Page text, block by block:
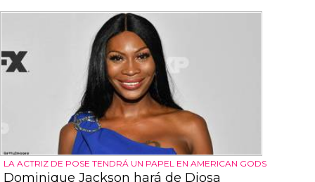
LA ACTRIZ DE POSE TENDRÁ UN PAPEL EN AMERICAN GODS
Dominique Jackson hará de Diosa